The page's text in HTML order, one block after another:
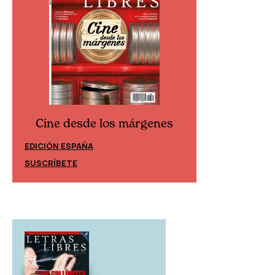
Cine desde los márgenes
EDICIÓN ESPAÑA
SUSCRÍBETE